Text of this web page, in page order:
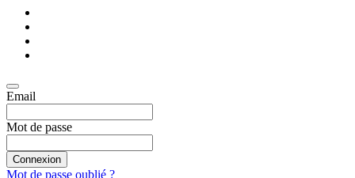
Email
Mot de passe
Connexion
Mot de passe oublié ?